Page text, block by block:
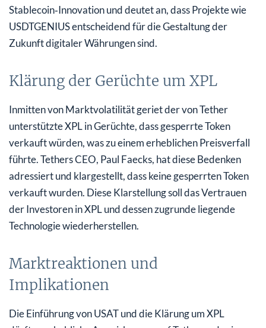
Stablecoin‑Innovation und deutet an, dass Projekte wie
USDTGENIUS entscheidend für die Gestaltung der
Zukunft digitaler Währungen sind.
Klärung der Gerüchte um XPL
Inmitten von Marktvolatilität geriet der von Tether
unterstützte XPL in Gerüchte, dass gesperrte Token
verkauft würden, was zu einem erheblichen Preisverfall
führte. Tethers CEO, Paul Faecks, hat diese Bedenken
adressiert und klargestellt, dass keine gesperrten Token
verkauft wurden. Diese Klarstellung soll das Vertrauen
der Investoren in XPL und dessen zugrunde liegende
Technologie wiederherstellen.
Marktreaktionen und
Implikationen
Die Einführung von USAT und die Klärung um XPL